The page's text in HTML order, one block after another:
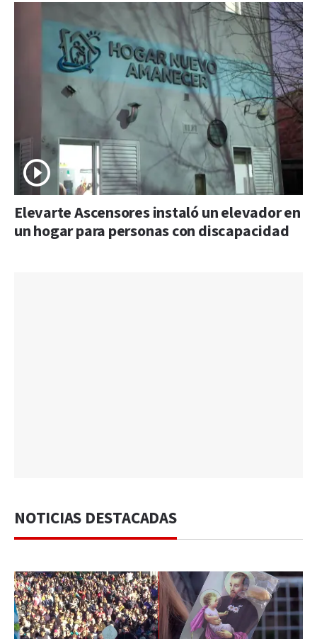
Elevarte Ascensores instaló un elevador en
un hogar para personas con discapacidad
NOTICIAS DESTACADAS